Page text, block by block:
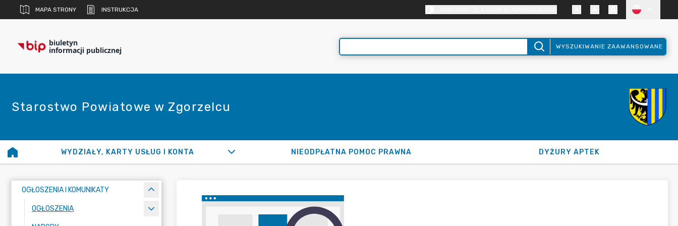
MAPA STRONY INSTRUKCJA
biuletyn
informacji publicznej WYSZUKIWANIE ZAAWANSOWANE
Starostwo Powiatowe w Zgorzelcu
WYDZIAŁY, KARTY USŁUG I KONTA NIEODPŁATNA POMOC PRAWNA DYŻURY APTEK
OGŁOSZENIA I KOMUNIKATY
OGŁOSZENIA